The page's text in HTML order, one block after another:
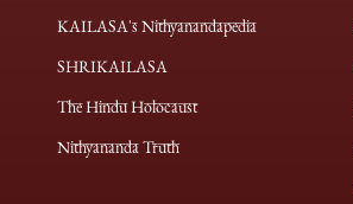
KAILASA's Nithyanandapedia
SHRIKAILASA
The Hindu Holocaust
Nithyananda Truth